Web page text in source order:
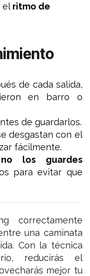
el ritmo de
de cada salida,
en barro o
de guardarlos.
desgastan con el
fácilmente.
no los guardes
para evitar que
correctamente
una caminata
Con la técnica
reducirás el
mejor tu